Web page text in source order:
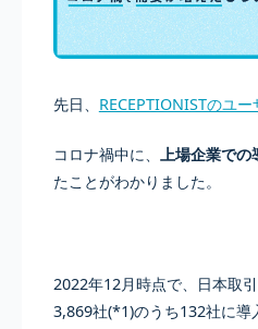
先日、 RECEPTIONISTのユー
コロナ禍中に、 上場企業での
たことがわかりました。
2022年12月時点で、日本取
3,869社(*1)のうち132社に導